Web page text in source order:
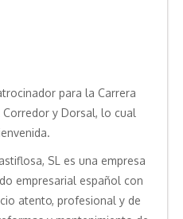
para la Carrera
y Dorsal, lo cual
SL es una empresa
empresarial español con
atento, profesional y de